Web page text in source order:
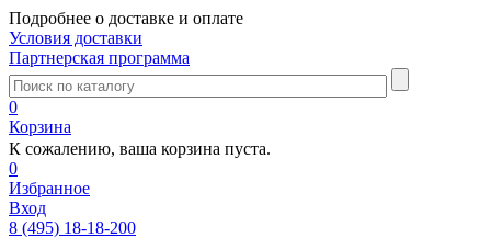
Подробнее о доставке и оплате
Условия доставки
Партнерская программа
0
Корзина
К сожалению, ваша корзина пуста.
0
Избранное
Вход
8 (495) 18-18-200